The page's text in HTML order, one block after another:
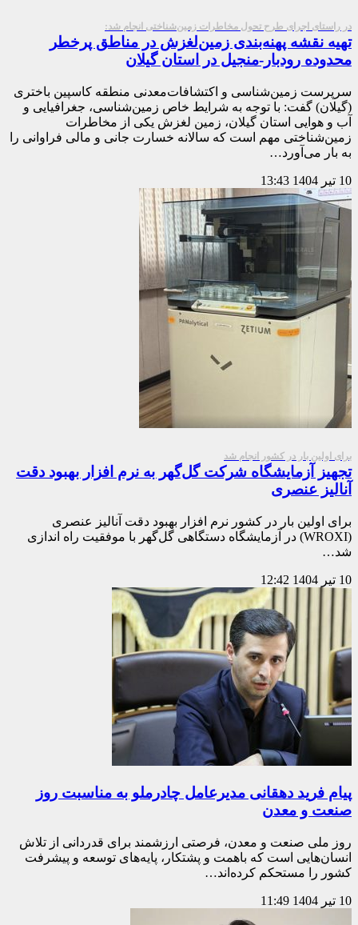
در راستای اجرای طرح تحول مخاطرات زمین‌شناختی انجام شد:
تهیه نقشه پهنه‌بندی زمین‌لغزش در مناطق پرخطر
محدوده رودبار-منجیل در استان گیلان
سرپرست زمین‌شناسی و اکتشافات‌معدنی منطقه کاسپین باختری
(گیلان) گفت: با توجه به شرایط خاص زمین‌شناسی، جغرافیایی و
آب و هوایی استان گیلان، زمین لغزش یکی از مخاطرات
زمین‌شناختی مهم است که سالانه خسارت جانی و مالی فراوانی را
به بار می‌آورد…
10 تیر 1404 13:43
برای اولین بار در کشور انجام شد
تجهیز آزمایشگاه شرکت گل‌گهر به نرم افزار بهبود دقت
آنالیز عنصری
برای اولین بار در کشور نرم افزار بهبود دقت آنالیز عنصری
(WROXI) در آزمایشگاه دستگاهی گل‌گهر با موفقیت راه اندازی
شد…
10 تیر 1404 12:42
پیام فرید دهقانی مدیرعامل چادرملو به مناسبت روز
صنعت و معدن
روز ملی صنعت و معدن، فرصتی ارزشمند برای قدردانی از تلاش
انسان‌هایی است که باهمت و پشتکار، پایه‌های توسعه و پیشرفت
کشور را مستحکم کرده‌اند…
10 تیر 1404 11:49